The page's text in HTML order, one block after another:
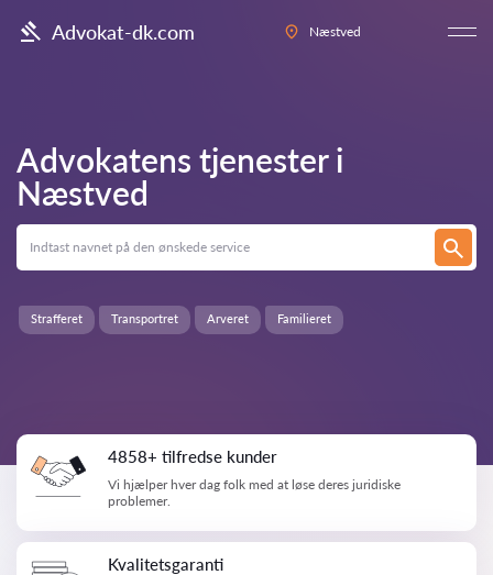
Advokat-dk.com Næstved
Advokatens tjenester i
Næstved
Familieret
Strafferet Transportret Arveret
4858+ tilfredse kunder
Vi hjælper hver dag folk med at løse deres juridiske
problemer.
Kvalitetsgaranti